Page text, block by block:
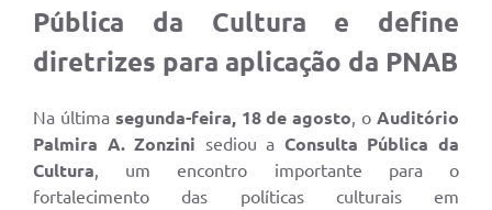
Pública da Cultura e define
diretrizes para aplicação da PNAB
Na última segunda-feira, 18 de agosto, oAuditório
Palmira A. Zonzini sediou a Consulta Pública da
Cultura, um encontro importante para o
fortalecimento das políticas culturais em